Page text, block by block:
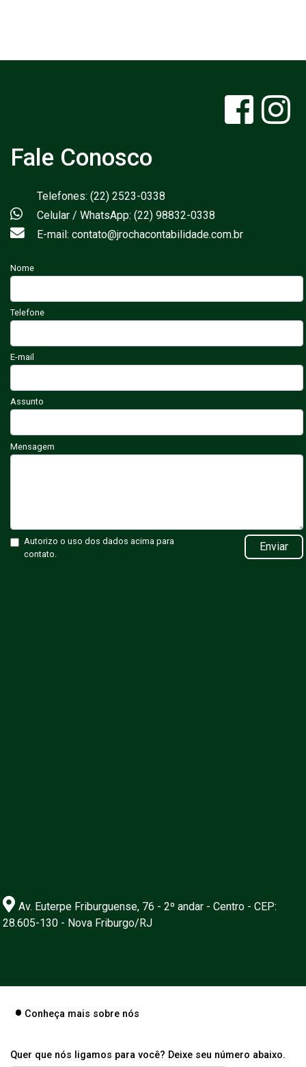
Fale Conosco
Telefones: (22) 2523-0338
Celular / WhatsApp: (22) 98832-0338
E-mail: contato@jrochacontabilidade.com.br
Nome
Telefone
E-mail
Assunto
Mensagem
Autorizo o uso dos dados acima para
contato.
Enviar
Av. Euterpe Friburguense, 76 - 2º andar - Centro - CEP:
28.605-130 - Nova Friburgo/RJ
Conheça mais sobre nós
Quer que nós ligamos para você? Deixe seu número abaixo.